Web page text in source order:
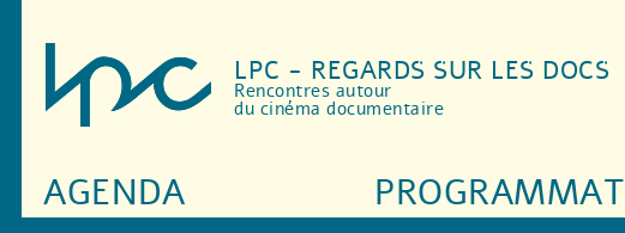
LPC - REGARDS SUR LES DOCS
Rencontres autour
du cinéma documentaire
AGENDA